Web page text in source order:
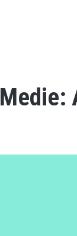
Medie: